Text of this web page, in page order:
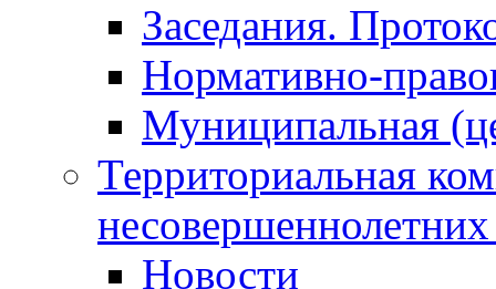
Заседания.
Нормативно-
Муниципальная
Территориальная
Новости